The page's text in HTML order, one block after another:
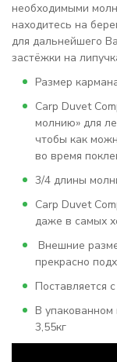
необходимыми
находитесь на
для дальнейшего
застёжки на
Размер
Carp Duvet
молнию» для
чтобы как
во время
3/4 длины
Carp Duvet
даже в самых
Внешние
прекрасно
Поставляется
В упакованном
3,55кг